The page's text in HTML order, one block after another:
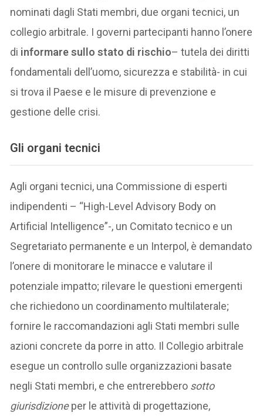
nominati dagli Stati membri, due organi tecnici, un
collegio arbitrale. I governi partecipanti hanno l’onere
di informare sullo stato di rischio– tutela dei diritti
fondamentali dell’uomo, sicurezza e stabilità- in cui
si trova il Paese e le misure di prevenzione e
gestione delle crisi.
Gli organi tecnici
Agli organi tecnici, una Commissione di esperti
indipendenti – “High-Level Advisory Body on
Artificial Intelligence”-, un Comitato tecnico e un
Segretariato permanente e un Interpol, è demandato
l’onere di monitorare le minacce e valutare il
potenziale impatto; rilevare le questioni emergenti
che richiedono un coordinamento multilaterale;
fornire le raccomandazioni agli Stati membri sulle
azioni concrete da porre in atto. Il Collegio arbitrale
esegue un controllo sulle organizzazioni basate
negli Stati membri, e che entrerebbero sotto
giurisdizioneper le attività di progettazione,